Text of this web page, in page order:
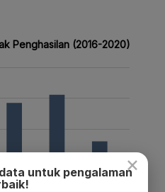
×
untuk pengalaman